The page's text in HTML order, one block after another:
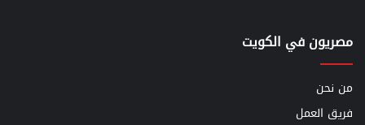
مصريون في الكويت
من نحن
فريق العمل